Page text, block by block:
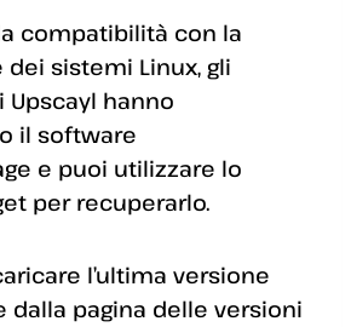
compatibilità con la
sistemi Linux, gli
hanno
il software
e puoi utilizzare lo
per recuperarlo.
l’ultima versione
dalla pagina delle versioni